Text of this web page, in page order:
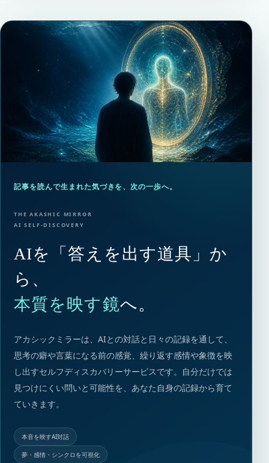
記事を読んで生まれた気づきを、次の一歩へ。
THE AKASHIC MIRROR
AI SELF-DISCOVERY
AIを「答えを出す道具」か
ら、
本質を映す鏡へ。
アカシックミラーは、AIとの対話と日々の記録を通して、
思考の癖や言葉になる前の感覚、繰り返す感情や象徴を映
し出すセルフディスカバリーサービスです。自分だけでは
見つけにくい問いと可能性を、あなた自身の記録から育て
ていきます。
本音を映すAI対話
夢・感情・シンクロを可視化